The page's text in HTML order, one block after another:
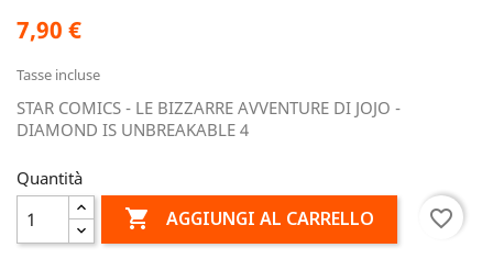
7,90 €
Tasse incluse
STAR COMICS - LE BIZZARRE AVVENTURE DI JOJO -
DIAMOND IS UNBREAKABLE 4
Quantità
 AGGIUNGI AL CARRELLO favorite_border